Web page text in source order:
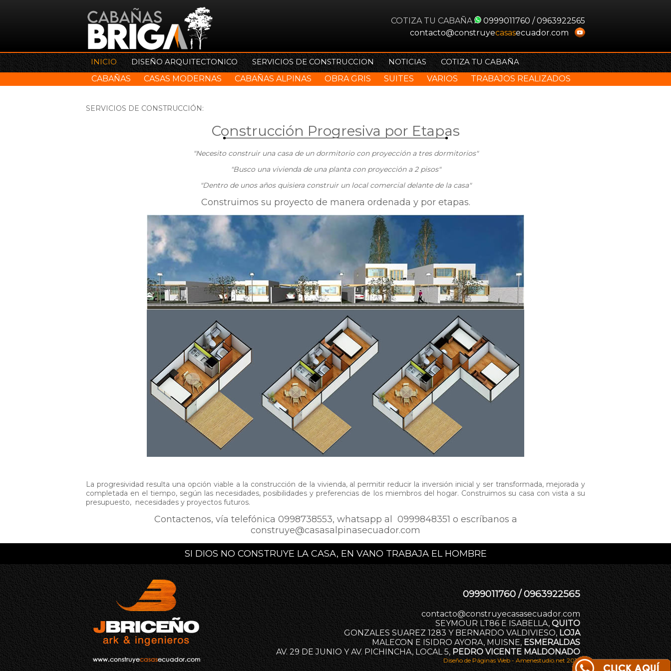
COTIZA TU CABAÑA
0999011760 / 0963922565
contacto@construyecasasecuador.com
INICIO DISEÑO ARQUITECTONICO SERVICIOS DE CONSTRUCCION NOTICIAS
COTIZA TU CABAÑA
CABAÑAS
CASAS MODERNAS CABAÑAS ALPINAS OBRA GRIS SUITES VARIOS TRABAJOS REALIZADOS
SERVICIOS DE CONSTRUCCIÓN:
Construcción Progresiva por Etapas
"Necesito construir una casa de un dormitorio con proyección a tres dormitorios"
"Busco una vivienda de una planta con proyección a 2 pisos"
"Dentro de unos años quisiera construir un local comercial delante de la casa"
Construimos su proyecto de manera ordenada y por etapas.
La progresividad resulta una opción viable a la construcción de la vivienda, al permitir reducir la inversión inicial y ser transformada, mejorada y
completada en el tiempo, según las necesidades, posibilidades y preferencias de los miembros del hogar. Construimos su casa con vista a su
presupuesto, necesidades y proyectos futuros.
Contactenos, vía telefónica 0998738553, whatsapp al 0999848351 o escríbanos a
construye@casasalpinasecuador.com
SI DIOS NO CONSTRUYE LA CASA, EN VANO TRABAJA EL HOMBRE
0999011760 / 0963922565
contacto@construyecasasecuador.com
SEYMOUR LT86 E ISABELLA, QUITO
GONZALES SUAREZ 1283 Y BERNARDO VALDIVIESO,LOJA
MALECON E ISIDRO AYORA, MUISNE, ESMERALDAS
AV. 29 DE JUNIO Y AV. PICHINCHA, LOCAL 5, PEDRO VICENTE MALDONADO
Diseño de Páginas Web - Amenestudio.net 2019